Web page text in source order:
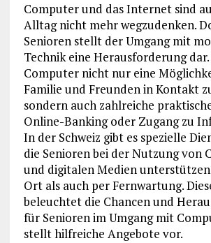
Computer und das Internet sind
Alltag nicht mehr wegzudenken.
Senioren stellt der Umgang mit
Technik eine Herausforderung
Computer nicht nur eine
Familie und Freunden in Kontakt
sondern auch zahlreiche
Online-Banking oder Zugang zu
In der Schweiz gibt es spezielle
die Senioren bei der Nutzung von
und digitalen Medien
Ort als auch per Fernwartung.
beleuchtet die Chancen und
für Senioren im Umgang mit
stellt hilfreiche Angebote vor.